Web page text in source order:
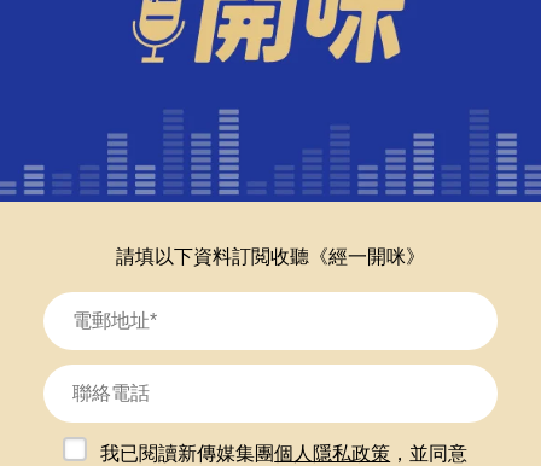
請填以下資料訂閲收聽《經一開咪》
我已閱讀新傳媒集團個人隱私政策 ，並同意